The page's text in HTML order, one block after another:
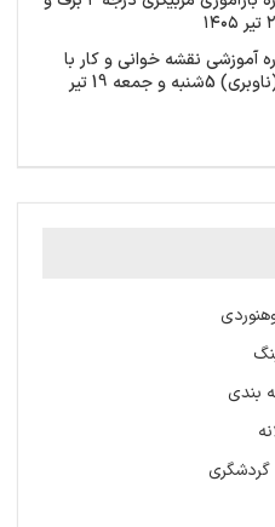
آموزشی نقشه خوانی و کار با
قطب نما (ناوبری) 5شنبه و جمعه 19 تیر
بندی